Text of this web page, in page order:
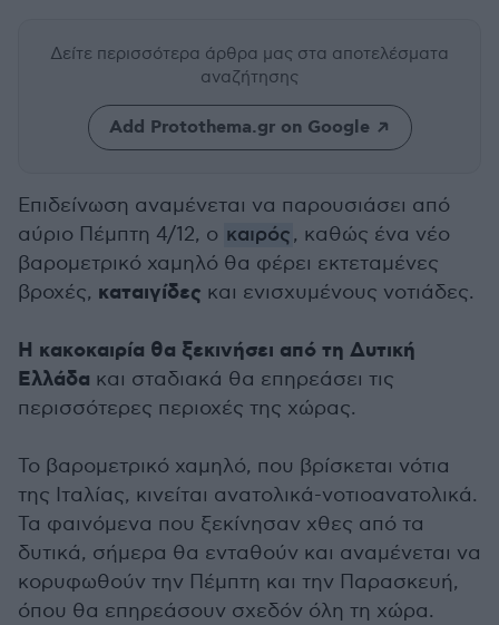
Δείτε περισσότερα άρθρα μας στα αποτελέσματα
αναζήτησης
Add Protothema.gr on Google
Επιδείνωση αναμένεται να παρουσιάσει από
αύριο Πέμπτη 4/12, ο καιρός, καθώς ένα νέο
βαρομετρικό χαμηλό θα φέρει εκτεταμένες
βροχές, καταιγίδες και ενισχυμένους νοτιάδες.
Η κακοκαιρία θα ξεκινήσει από τη Δυτική
Ελλάδα και σταδιακά θα επηρεάσει τις
περισσότερες περιοχές της χώρας.
Το βαρομετρικό χαμηλό, που βρίσκεται νότια
της Ιταλίας, κινείται ανατολικά-νοτιοανατολικά.
Τα φαινόμενα που ξεκίνησαν χθες από τα
δυτικά, σήμερα θα ενταθούν και αναμένεται να
κορυφωθούν την Πέμπτη και την Παρασκευή,
όπου θα επηρεάσουν σχεδόν όλη τη χώρα.